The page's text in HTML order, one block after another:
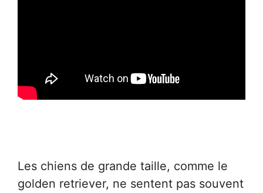
Les chiens de grande taille, comme le
golden retriever, ne sentent pas souvent